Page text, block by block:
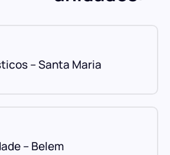
– Santa Maria
– Belem